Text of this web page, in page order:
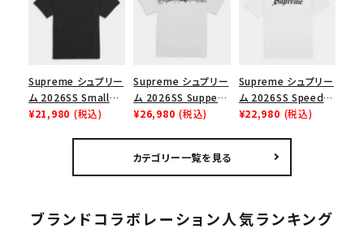
ューズ ホワイト
スロゴTシャツ ホワ
Supreme シュプリー
ム 2026SS Small
Box Tee スモールボ
¥21,980 (税込)
Supreme シュプリー
ム 2026SS Supper
Tee サパーTシャツ
¥26,980 (税込)
Supreme シュプリー
ム 2026SS Speed
Tee スピードTシャツ
¥22,980 (税込)
カテゴリー一覧を見る
ブランドコラボレーション人気ランキング